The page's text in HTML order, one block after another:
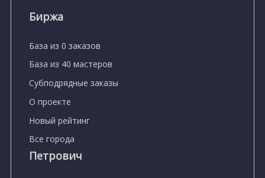
Биржа
База из 0 заказов
База из 40 мастеров
Субподрядные заказы
О проекте
Новый рейтинг
Все города
Петрович